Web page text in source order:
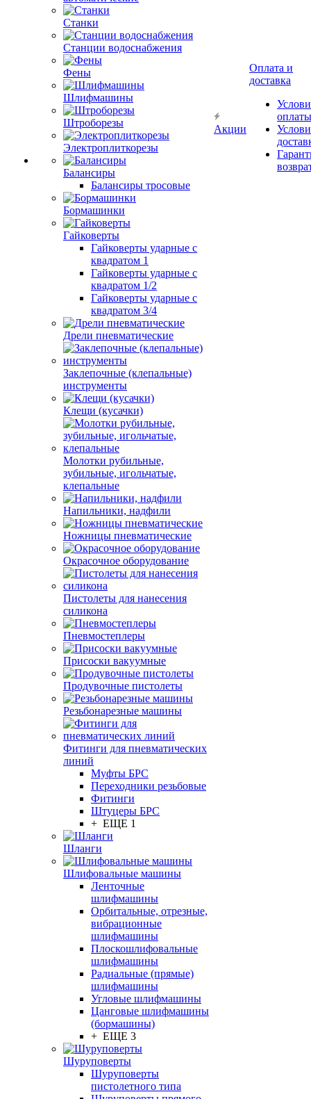
Станки
Станции водоснабжения
Фены
Шлифмашины
Штроборезы
Электроплиткорезы
Балансиры
Балансиры тросовые
Бормашинки
Гайковерты
Гайковерты ударные с
квадратом 1
Гайковерты ударные с
квадратом 1/2
Гайковерты ударные с
квадратом 3/4
Дрели пневматические
Заклепочные (клепальные)
инструменты
Клещи (кусачки)
Молотки рубильные,
зубильные, игольчатые,
клепальные
Напильники, надфили
Ножницы пневматические
Окрасочное оборудование
Пистолеты для нанесения
силикона
Пневмостеплеры
Присоски вакуумные
Продувочные пистолеты
Резьбонарезные машины
Фитинги для пневматических
линий
Муфты БРС
Переходники резьбовые
Фитинги
Штуцеры БРС
+ ЕЩЕ 1
Шланги
Шлифовальные машины
Ленточные
шлифмашины
Орбитальные, отрезные,
вибрационные
шлифмашины
Плоскошлифовальные
шлифмашины
Радиальные (прямые)
шлифмашины
Угловые шлифмашины
Цанговые шлифмашины
(бормашины)
+ ЕЩЕ 3
Шуруповерты
Шуруповерты
пистолетного типа
Акции
Оплата и
доставка
оплаты